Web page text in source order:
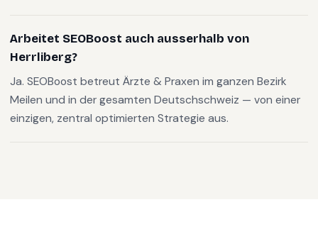
Arbeitet SEOBoost auch ausserhalb von
Herrliberg?
Ja. SEOBoost betreut Ärzte & Praxen im ganzen Bezirk
Meilen und in der gesamten Deutschschweiz — von einer
einzigen, zentral optimierten Strategie aus.